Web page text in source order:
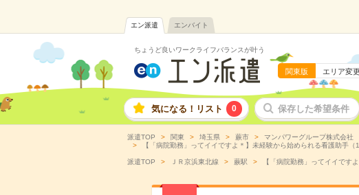
エン派遣 エンバイト
ちょうど良いワークライフバランスが叶う
関東版 エリア変更
気になる！リスト 0 保存した希望条件
派遣TOP 関東 埼玉県 蕨市
マンパワーグループ株式会
【「病院勤務」ってイイですよ＊】未経験から始められる看護助手
派遣TOP ＪＲ京浜東北線 蕨駅 【「病院勤務」ってイイです